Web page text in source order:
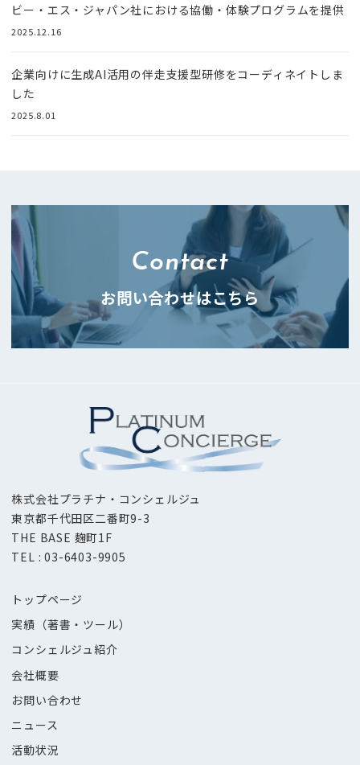
ビー・エス・ジャパン社における協働・体験プログラムを提供
2025.12.16
企業向けに生成AI活用の伴走支援型研修をコーディネイトしま
した
2025.8.01
Contact
お問い合わせはこちら
株式会社プラチナ・コンシェルジュ
東京都千代田区二番町9-3
THE BASE 麹町1F
TEL : 03-6403-9905
トップページ
実績（著書・ツール）
コンシェルジュ紹介
会社概要
お問い合わせ
ニュース
活動状況